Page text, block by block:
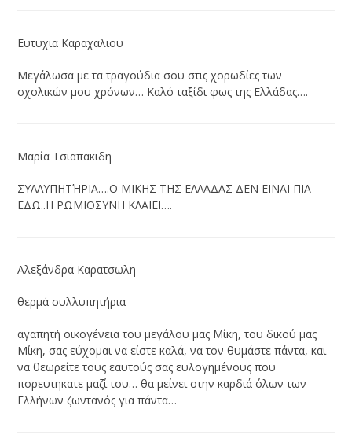
Ευτυχια Καραχαλιου
Μεγάλωσα με τα τραγούδια σου στις χορωδίες των
σχολικών μου χρόνων… Καλό ταξίδι φως της Ελλάδας….
Μαρία Τσιαπακιδη
ΣΥΛΛΥΠΗΤΉΡΙΑ….Ο ΜΙΚΗΣ ΤΗΣ ΕΛΛΑΔΑΣ ΔΕΝ ΕΙΝΑΙ ΠΙΑ
ΕΔΩ..Η ΡΩΜΙΟΣΥΝΗ ΚΛΑΙΕΙ….
Αλεξάνδρα Καρατσωλη
θερμά συλλυπητήρια
αγαπητή οικογένεια του μεγάλου μας Μίκη, του δικού μας
Μίκη, σας εύχομαι να είστε καλά, να τον θυμάστε πάντα, και
να θεωρείτε τους εαυτούς σας ευλογημένους που
πορευτηκατε μαζί του… θα μείνει στην καρδιά όλων των
Ελλήνων ζωντανός για πάντα…